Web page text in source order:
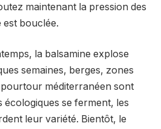
maintenant la pression des
est bouclée.
la balsamine explose
semaines, berges, zones
pourtour méditerranéen sont
écologiques se ferment, les
leur variété. Bientôt, le